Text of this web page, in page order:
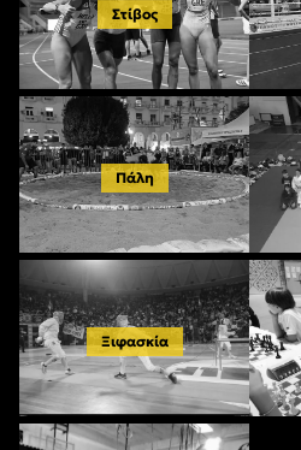
Στίβος
Πάλη
Ξιφασκία